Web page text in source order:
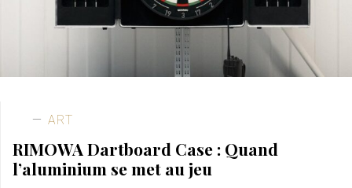
ART
RIMOWA Dartboard Case : Quand
l’aluminium se met au jeu